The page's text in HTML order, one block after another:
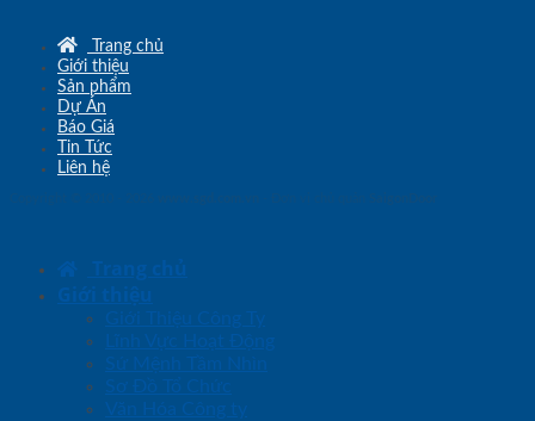
Trang chủ
Giới thiệu
Sản phẩm
Dự Án
Báo Giá
Tin Tức
Liên hệ
Trang chủ
Giới thiệu
Giới Thiệu Công Ty
Lĩnh Vực Hoạt Động
Sứ Mệnh Tầm Nhìn
Sơ Đồ Tổ Chức
Văn Hóa Công ty